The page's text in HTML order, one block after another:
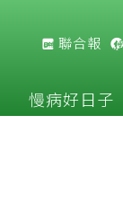
聯合報
慢病好日子